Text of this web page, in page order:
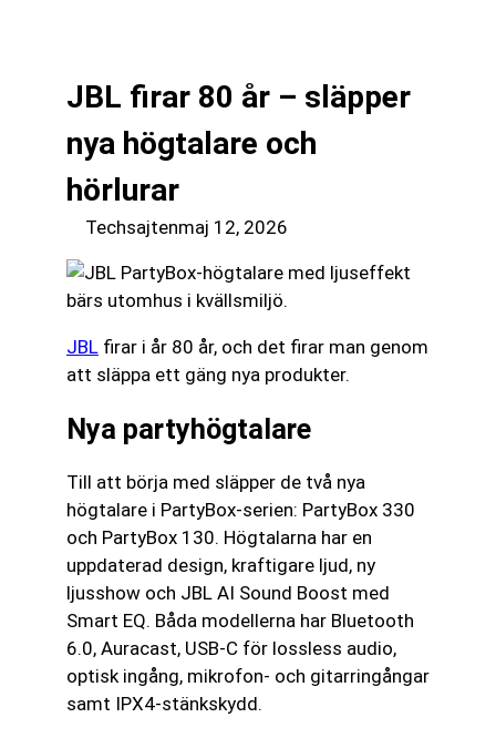
JBL firar 80 år – släpper
nya högtalare och
hörlurar
Techsajtenmaj 12, 2026
JBL firar i år 80 år, och det firar man genom
att släppa ett gäng nya produkter.
Nya partyhögtalare
Till att börja med släpper de två nya
högtalare i PartyBox-serien: PartyBox 330
och PartyBox 130. Högtalarna har en
uppdaterad design, kraftigare ljud, ny
ljusshow och JBL AI Sound Boost med
Smart EQ. Båda modellerna har Bluetooth
6.0, Auracast, USB-C för lossless audio,
optisk ingång, mikrofon- och gitarringångar
samt IPX4-stänkskydd.